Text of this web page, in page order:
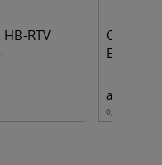
RTV
ab
0,15 l | 1 l: